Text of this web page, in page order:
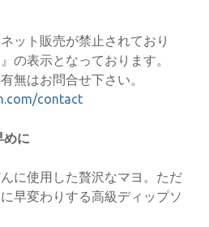
ット販売が禁止されており
の表示となっております。
無はお問合せ下さい。
contact
めに
に使用した贅沢なマヨ。ただ
早変わりする高級ディップソ